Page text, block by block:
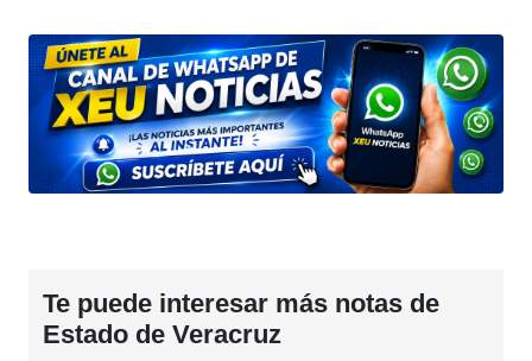
Te puede interesar más notas de
Estado de Veracruz